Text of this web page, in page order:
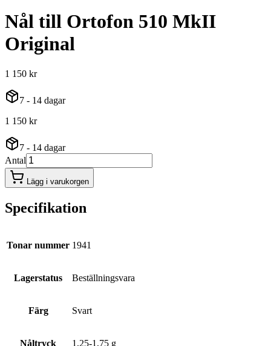
Nål till Ortofon 510 MkII
Original
1 150 kr
7 - 14 dagar
1 150 kr
7 - 14 dagar
Antal
Lägg i varukorgen
Specifikation
Tonar nummer 1941
Lagerstatus Beställningsvara
Färg Svart
Nåltryck 1,25-1,75 g